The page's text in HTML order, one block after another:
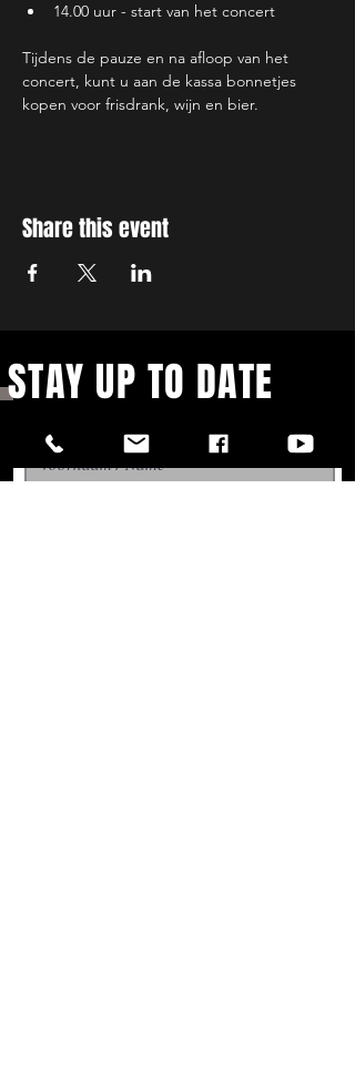
14.00 uur - start van het concert
Tijdens de pauze en na afloop van het
concert, kunt u aan de kassa bonnetjes
kopen voor frisdrank, wijn en bier.
Share this event
STAY UP TO DATE